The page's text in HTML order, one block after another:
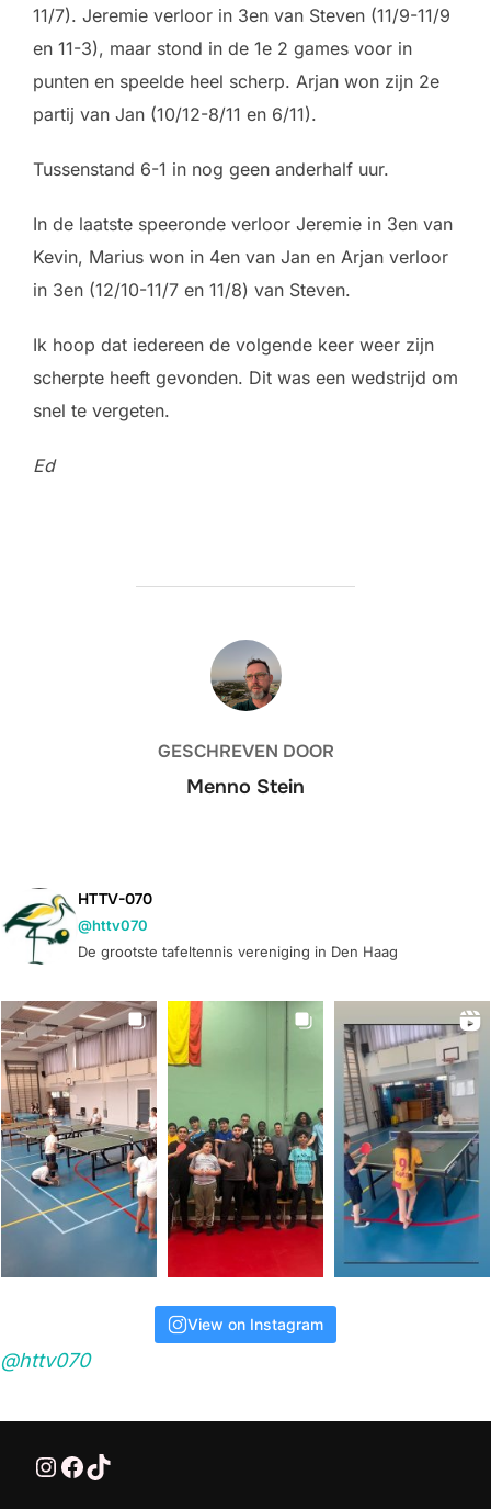
11/7). Jeremie verloor in 3en van Steven (11/9-11/9
en 11-3), maar stond in de 1e 2 games voor in
punten en speelde heel scherp. Arjan won zijn 2e
partij van Jan (10/12-8/11 en 6/11).
Tussenstand 6-1 in nog geen anderhalf uur.
In de laatste speeronde verloor Jeremie in 3en van
Kevin, Marius won in 4en van Jan en Arjan verloor
in 3en (12/10-11/7 en 11/8) van Steven.
Ik hoop dat iedereen de volgende keer weer zijn
scherpte heeft gevonden. Dit was een wedstrijd om
snel te vergeten.
Ed
BERICHTAUTEUR
GESCHREVEN DOOR
Menno Stein
HTTV-070
@httv070
De grootste tafeltennis vereniging in Den Haag
View on Instagram
@httv070
@HTTV070
HTTV-070
HTTV-070